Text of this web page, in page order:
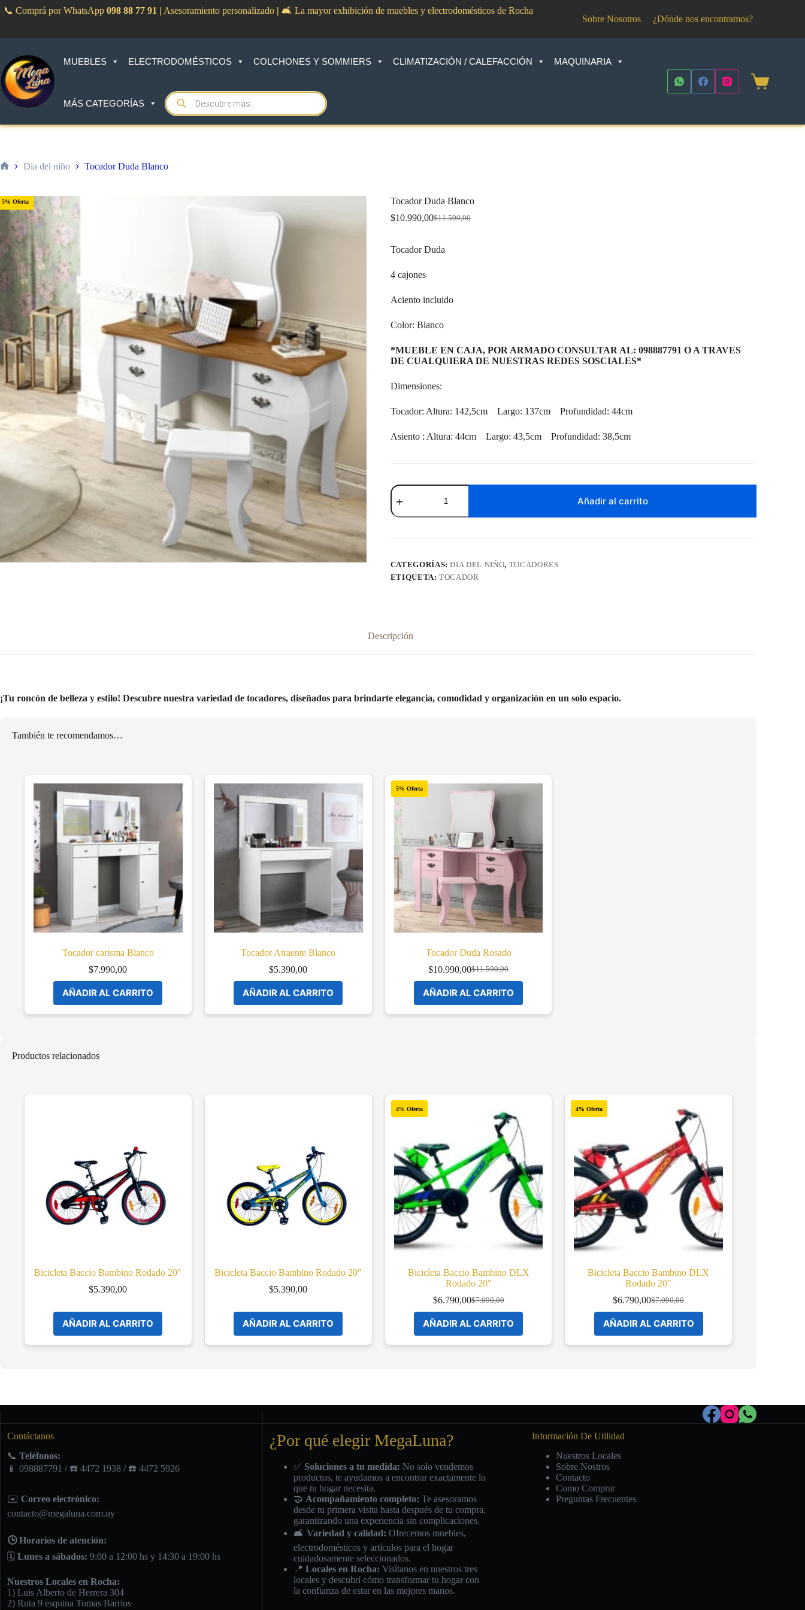
📞 Comprá por WhatsApp 098 88 77 91 | Asesoramiento personalizado | 🛋️ La mayor exhibición de muebles y electrodomésticos de Rocha
Sobre Nosotros ¿Dónde nos encontramos?
MUEBLES ELECTRODOMÉSTICOS COLCHONES Y SOMMIERS CLIMATIZACIÓN / CALEFACCIÓN MAQUINARIA
MÁS CATEGORÍAS
Products
search
Shopping
Dia del niño Tocador Duda Blanco
5% Oferta Tocador Duda Blanco
$11.590,00
Original
was:
$11.590,00.
$10.990,00Current
$10.990,00.
Tocador Duda
4 cajones
Aciento incluido
Color: Blanco
*MUEBLE EN CAJA, POR ARMADO CONSULTAR AL: 098887791 O A TRAVES
DE CUALQUIERA DE NUESTRAS REDES SOSCIALES*
Dimensiones:
Tocador: Altura: 142,5cm Largo: 137cm Profundidad: 44cm
Asiento : Altura: 44cm Largo: 43,5cm Profundidad: 38,5cm
Tocador
Duda
Blanco
cantidad
Añadir al carrito
CATEGORÍAS:DIA DEL NIÑO, TOCADORES
ETIQUETA:TOCADOR
Descripción
¡Tu roncón de belleza y estilo! Descubre nuestra variedad de tocadores, diseñados para brindarte elegancia, comodidad y organización en un solo espacio.
También te recomendamos…
Tocador carisma Blanco
$7.990,00
AÑADIR AL CARRITO
Tocador Atraente Blanco
$5.390,00
AÑADIR AL CARRITO
5% Oferta
Tocador Duda Rosado
$11.590,00
Original
price
was:
$11.590,00.
$10.990,00Current
price
is:
$10.990,00.
AÑADIR AL CARRITO
Productos relacionados
Bicicleta Baccio Bambino Rodado 20″
$5.390,00
AÑADIR AL CARRITO
Bicicleta Baccio Bambino Rodado 20″
$5.390,00
AÑADIR AL CARRITO
4% Oferta
Bicicleta Baccio Bambino DLX
Rodado 20″
$7.090,00
Original
was:
$7.090,00.
$6.790,00Current
is:
$6.790,00.
AÑADIR AL CARRITO
4% Oferta
Bicicleta Baccio Bambino DLX
Rodado 20″
$7.090,00
Original
was:
$7.090,00.
$6.790,00Current
is:
$6.790,00.
AÑADIR AL CARRITO
Contáctanos
📞 Teléfonos:
📱 098887791 / ☎️ 4472 1938 / ☎️ 4472 5926
✉️ Correo electrónico:
contacto@megaluna.com.uy
🕒 Horarios de atención:
🗓️ Lunes a sábados: 9:00 a 12:00 hs y 14:30 a 19:00 hs
Nuestros Locales en Rocha:
1) Luis Alberto de Herrera 304
2) Ruta 9 esquina Tomas Barrios
¿Por qué elegir MegaLuna?
✅ Soluciones a tu medida: No solo vendemos
productos, te ayudamos a encontrar exactamente lo
que tu hogar necesita.
🤝 Acompañamiento completo: Te asesoramos
desde tu primera visita hasta después de tu compra,
garantizando una experiencia sin complicaciones.
🛋️ Variedad y calidad: Ofrecemos muebles,
electrodomésticos y artículos para el hogar
cuidadosamente seleccionados.
📍 Locales en Rocha: Visítanos en nuestros tres
locales y descubrí cómo transformar tu hogar con
la confianza de estar en las mejores manos.
Información De Utilidad
Nuestros Locales
Sobre Nostros
Contacto
Como Comprar
Preguntas Frecuentes